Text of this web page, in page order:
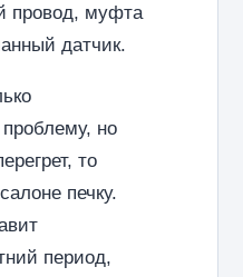
провод, муфта
датчик.
но
то
печку.
период,